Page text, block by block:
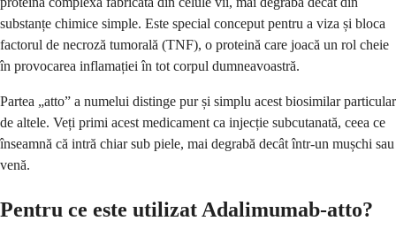
substanțe chimice simple. Este special conceput pentru a viza și bloca
factorul de necroză tumorală (TNF), o proteină care joacă un rol cheie
în provocarea inflamației în tot corpul dumneavoastră.
Partea „atto” a numelui distinge pur și simplu acest biosimilar particular
de altele. Veți primi acest medicament ca injecție subcutanată, ceea ce
înseamnă că intră chiar sub piele, mai degrabă decât într-un mușchi sau
venă.
Pentru ce este utilizat Adalimumab-atto?